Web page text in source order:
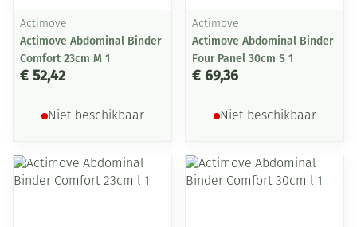
Actimove
Actimove Abdominal Binder
Comfort 23cm M 1
€ 52,42
Niet beschikbaar
Actimove
Actimove Abdominal Binder
Four Panel 30cm S 1
€ 69,36
Niet beschikbaar